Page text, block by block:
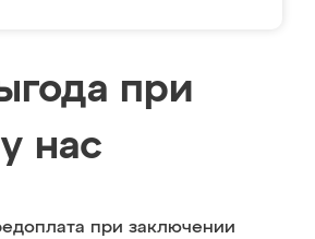
при
нас
при заключении